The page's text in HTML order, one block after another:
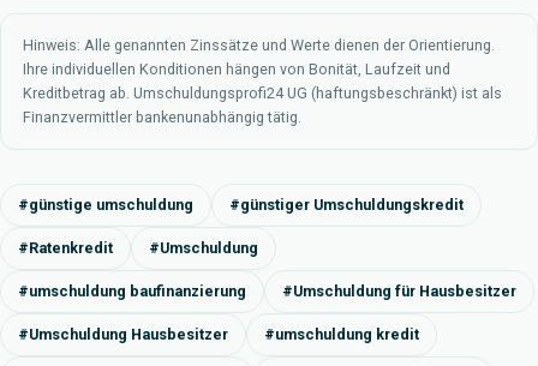
Hinweis: Alle genannten Zinssätze und Werte dienen der Orientierung.
Ihre individuellen Konditionen hängen von Bonität, Laufzeit und
Kreditbetrag ab. Umschuldungsprofi24 UG (haftungsbeschränkt) ist als
Finanzvermittler bankenunabhängig tätig.
#günstige umschuldung #günstiger Umschuldungskredit
#Ratenkredit #Umschuldung
#umschuldung baufinanzierung #Umschuldung für Hausbesitzer
#Umschuldung Hausbesitzer #umschuldung kredit